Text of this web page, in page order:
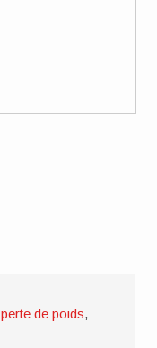
perte de poids,